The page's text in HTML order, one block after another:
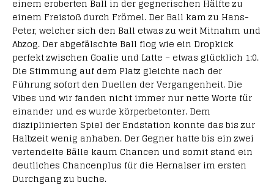
einem eroberten Ball in der gegnerischen Hälfte zu
einem Freistoß durch Frömel. Der Ball kam zu Hans-
Peter, welcher sich den Ball etwas zu weit Mitnahm und
Abzog. Der abgefälschte Ball flog wie ein Dropkick
perfekt zwischen Goalie und Latte – etwas glücklich 1:0.
Die Stimmung auf dem Platz gleichte nach der
Führung sofort den Duellen der Vergangenheit. Die
Vibes und wir fanden nicht immer nur nette Worte für
einander und es wurde körperbetonter. Dem
disziplinierten Spiel der Endstation konnte das bis zur
Halbzeit wenig anhaben. Der Gegner hatte bis ein zwei
vertendelte Bälle kaum Chancen und somit stand ein
deutliches Chancenplus für die Hernalser im ersten
Durchgang zu buche.